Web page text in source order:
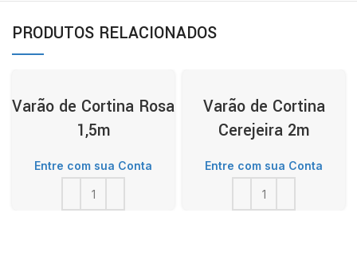
PRODUTOS RELACIONADOS
Varão de Cortina Rosa
1,5m
Entre com sua Conta
Varão de Cortina
Cerejeira 2m
Entre com sua Conta